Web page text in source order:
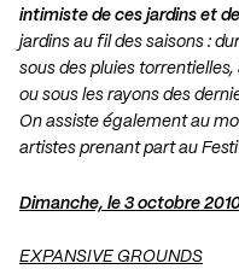
intimiste de ces jardins et
jardins au fil des saisons :
sous des pluies torrentielles,
ou sous les rayons des
On assiste également au
artistes prenant part au
Dimanche, le 3 octobre
EXPANSIVE GROUNDS